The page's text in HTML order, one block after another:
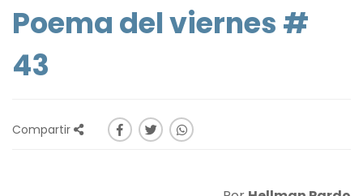
Poema del viernes #
43
Compartir